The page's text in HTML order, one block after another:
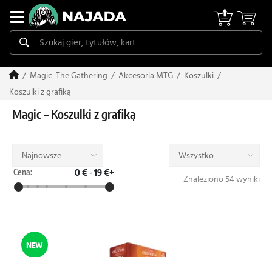
Magic: The Gathering Akcesoria MTG
Koszulki
Koszulki z grafiką
Magic – Koszulki z grafiką
Najnowsze
Wszystko
Cena:
0 € - 19 €+
Znaleziono 54 wyniki
NEW